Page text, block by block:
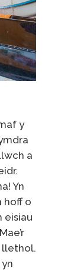
y
a
Yn
hoff o
eisiau
llethol.